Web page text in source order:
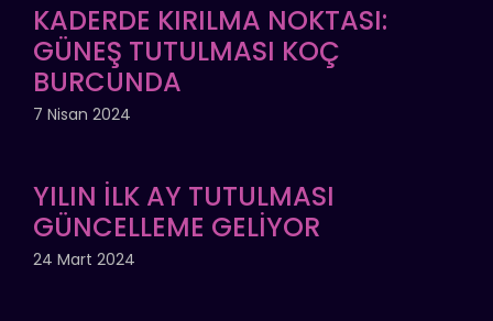
KADERDE KIRILMA NOKTASI:
GÜNEŞ TUTULMASI KOÇ
BURCUNDA
7 Nisan 2024
YILIN İLK AY TUTULMASI
GÜNCELLEME GELİYOR
24 Mart 2024